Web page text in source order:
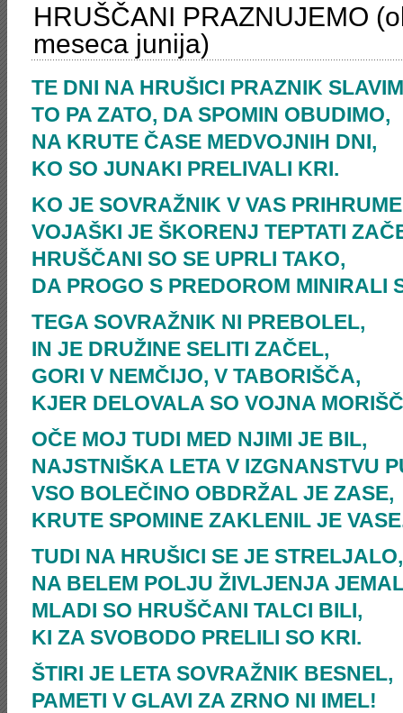
HRUŠČANI PRAZNUJEMO
meseca junija)
TE DNI NA HRUŠICI PRAZNIK
TO PA ZATO, DA SPOMIN OBUDIMO,
NA KRUTE ČASE MEDVOJNIH DNI,
KO SO JUNAKI PRELIVALI KRI.
KO JE SOVRAŽNIK V VAS
VOJAŠKI JE ŠKORENJ TEPTATI
HRUŠČANI SO SE UPRLI TAKO,
DA PROGO S PREDOROM MINIRALI
TEGA SOVRAŽNIK NI PREBOLEL,
IN JE DRUŽINE SELITI ZAČEL,
GORI V NEMČIJO, V TABORIŠČA,
KJER DELOVALA SO VOJNA
OČE MOJ TUDI MED NJIMI JE BIL,
NAJSTNIŠKA LETA V IZGNANSTVU
VSO BOLEČINO OBDRŽAL JE ZASE,
KRUTE SPOMINE ZAKLENIL JE
TUDI NA HRUŠICI SE JE STRELJALO,
NA BELEM POLJU ŽIVLJENJA
MLADI SO HRUŠČANI TALCI BILI,
KI ZA SVOBODO PRELILI SO KRI.
ŠTIRI JE LETA SOVRAŽNIK BESNEL,
PAMETI V GLAVI ZA ZRNO NI IMEL!